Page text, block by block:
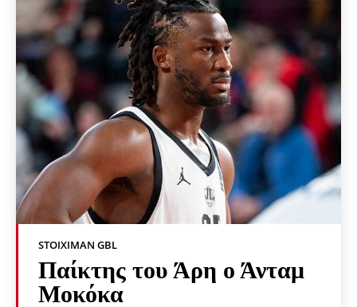
STOIXIMAN GBL
Παίκτης του Άρη ο Άνταμ
Μοκόκα